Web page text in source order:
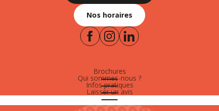
Nos horaires
Brochures
Qui sommes-nous ?
Infos pratiques
Laisser un avis